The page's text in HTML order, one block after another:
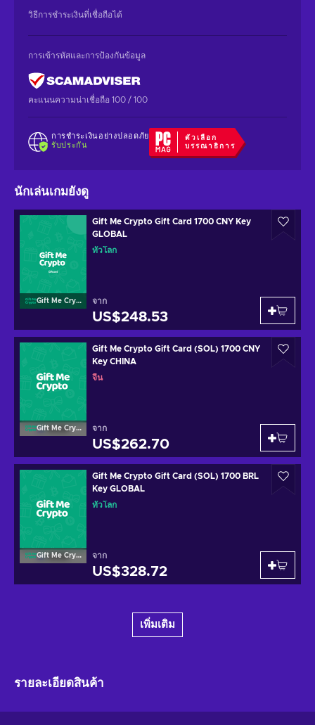
วิธีการชำระเงินที่เชื่อถือได้
การเข้ารหัสและการป้องกันข้อมูล
คะแนนความน่าเชื่อถือ 100 / 100
การชำระเงินอย่างปลอดภัย
รับประกัน
ตัวเลือก
บรรณาธิการ
นักเล่นเกมยังดู
Gift Me Crypto
Gift Me Crypto Gift Card 1700 CNY Key
GLOBAL
ทั่วโลก
จาก
US$248.53
Gift Me Crypto
Gift Me Crypto Gift Card (SOL) 1700 CNY
Key CHINA
จีน
จาก
US$262.70
Gift Me Crypto
Gift Me Crypto Gift Card (SOL) 1700 BRL
Key GLOBAL
ทั่วโลก
จาก
US$328.72
เพิ่มเติม
รายละเอียดสินค้า